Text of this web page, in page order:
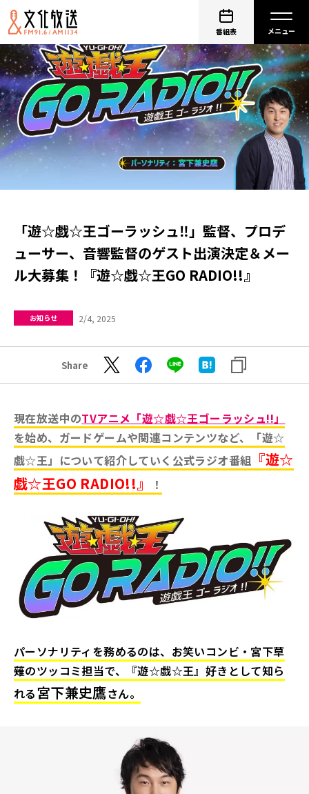
番組表
「遊☆戯☆王ゴーラッシュ‼」監督、プロデ
ューサー、音響監督のゲスト出演決定＆メー
ル大募集！『遊☆戯☆王GO RADIO!!』
お知らせ 2/4, 2025
Share
現在放送中のTVアニメ「遊☆戯☆王ゴーラッシュ!!」
を始め、ガードゲームや関連コンテンツなど、「遊☆
戯☆王」について紹介していく公式ラジオ番組 『遊☆
戯☆王GO RADIO!!』
！
パーソナリティを務めるのは、お笑いコンビ・宮下草
薙のツッコミ担当で、『遊☆戯☆王』好きとして知ら
れる宮下兼史鷹さん。